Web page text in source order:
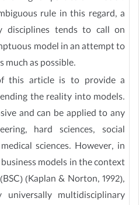
rule in this regard, a
disciplines tends to call on
model in an attempt to
as possible.
this article is to provide a
the reality into models.
and can be applied to any
hard sciences, social
sciences. However, in
models in the context
(Kaplan & Norton, 1992),
multidisciplinary